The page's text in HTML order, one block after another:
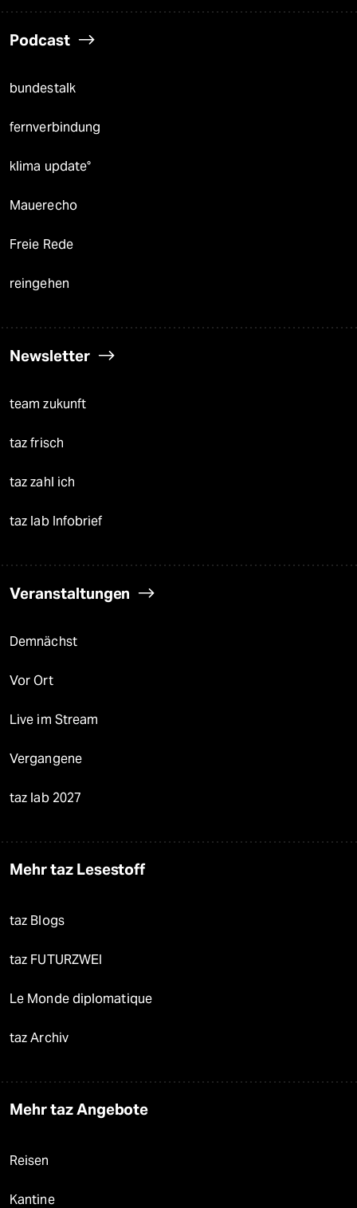
Podcast
bundestalk
fernverbindung
klima update°
Mauerecho
Freie Rede
reingehen
Newsletter
team zukunft
taz frisch
taz zahl ich
taz lab Infobrief
Veranstaltungen
Demnächst
Vor Ort
Live im Stream
Vergangene
taz lab 2027
Mehr taz Lesestoff
taz Blogs
taz FUTURZWEI
Le Monde diplomatique
taz Archiv
Mehr taz Angebote
Reisen
Kantine